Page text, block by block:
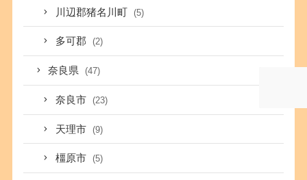
川辺郡猪名川町 (5)
多可郡 (2)
奈良県 (47)
奈良市 (23)
天理市 (9)
橿原市 (5)